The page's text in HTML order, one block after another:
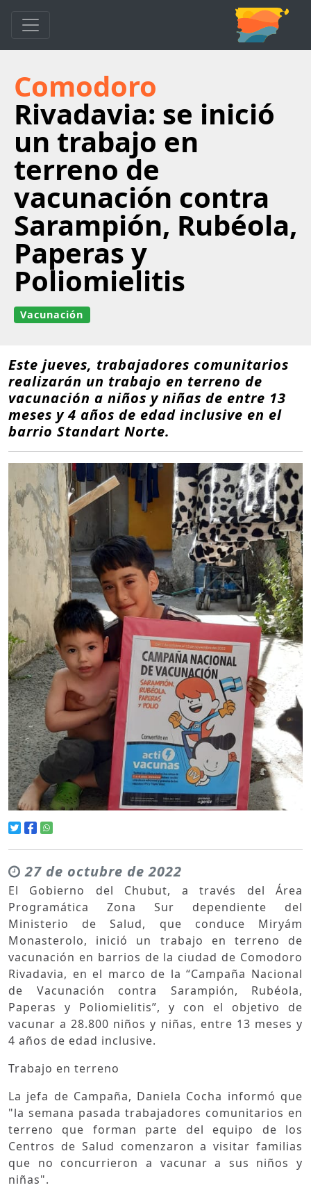
Comodoro
Rivadavia: se inició
un trabajo en
terreno de
vacunación contra
Sarampión, Rubéola,
Paperas y
Poliomielitis
Vacunación
Este jueves, trabajadores comunitarios
realizarán un trabajo en terreno de
vacunación a niños y niñas de entre 13
meses y 4 años de edad inclusive en el
barrio Standart Norte.
27 de octubre de 2022
El Gobierno del Chubut, a través del Área
Programática Zona Sur dependiente del
Ministerio de Salud, que conduce Miryám
Monasterolo, inició un trabajo en terreno de
vacunación en barrios de la ciudad de Comodoro
Rivadavia, en el marco de la “Campaña Nacional
de Vacunación contra Sarampión, Rubéola,
Paperas y Poliomielitis”, y con el objetivo de
vacunar a 28.800 niños y niñas, entre 13 meses y
4 años de edad inclusive.
Trabajo en terreno
La jefa de Campaña, Daniela Cocha informó que
"la semana pasada trabajadores comunitarios en
terreno que forman parte del equipo de los
Centros de Salud comenzaron a visitar familias
que no concurrieron a vacunar a sus niños y
niñas".